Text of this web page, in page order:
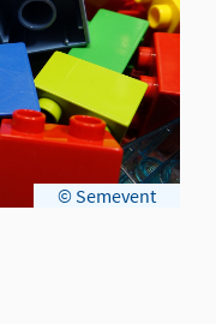
© Semevent